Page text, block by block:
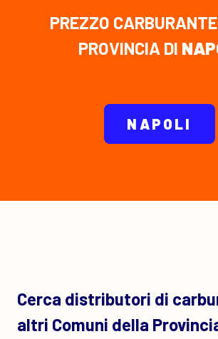
PREZZO
PROVINCIA DI
NAPOLI
Cerca distributori di
altri Comuni della